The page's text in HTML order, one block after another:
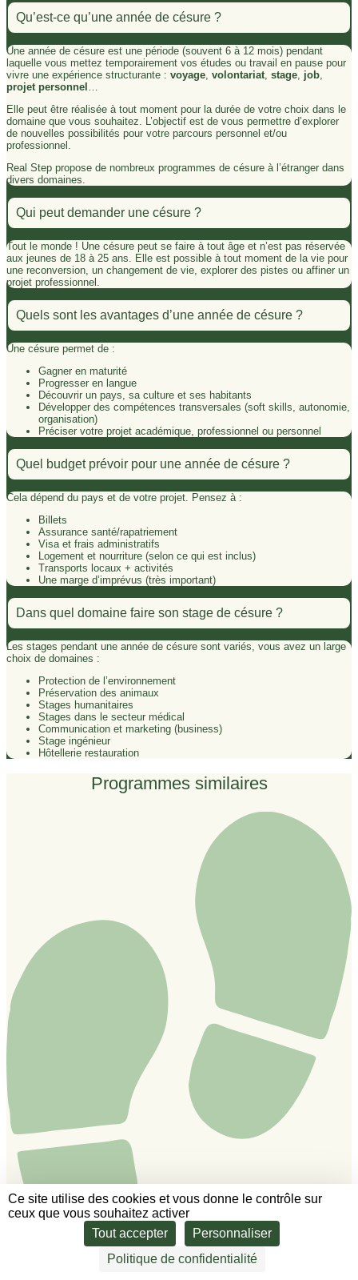
Ce site utilise des cookies et vous donne le contrôle sur
ceux que vous souhaitez activer
Tout accepter
Personnaliser
Politique de confidentialité
Qu’est-ce qu’une année de césure ?
Une année de césure est une période (souvent 6 à 12 mois) pendant
laquelle vous mettez temporairement vos études ou travail en pause pour
vivre une expérience structurante : voyage, volontariat, stage, job,
projet personnel …
Elle peut être réalisée à tout moment pour la durée de votre choix dans le
domaine que vous souhaitez. L’objectif est de vous permettre d’explorer
de nouvelles possibilités pour votre parcours personnel et/ou
professionnel.
Real Step propose de nombreux programmes de césure à l’étranger dans
divers domaines.
Qui peut demander une césure ?
Tout le monde ! Une césure peut se faire à tout âge et n’est pas réservée
aux jeunes de 18 à 25 ans. Elle est possible à tout moment de la vie pour
une reconversion, un changement de vie, explorer des pistes ou affiner un
projet professionnel.
Quels sont les avantages d’une année de césure ?
Une césure permet de :
Gagner en maturité
Progresser en langue
Découvrir un pays, sa culture et ses habitants
Développer des compétences transversales (soft skills, autonomie,
organisation)
Préciser votre projet académique, professionnel ou personnel
Quel budget prévoir pour une année de césure ?
Cela dépend du pays et de votre projet. Pensez à :
Billets
Assurance santé/rapatriement
Visa et frais administratifs
Logement et nourriture (selon ce qui est inclus)
Transports locaux + activités
Une marge d’imprévus (très important)
Dans quel domaine faire son stage de césure ?
Les stages pendant une année de césure sont variés, vous avez un large
choix de domaines :
Protection de l’environnement
Préservation des animaux
Stages humanitaires
Stages dans le secteur médical
Communication et marketing (business)
Stage ingénieur
Hôtellerie restauration
Programmes similaires